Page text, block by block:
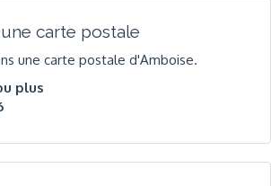
une carte postale
une carte postale d'Amboise.
plus